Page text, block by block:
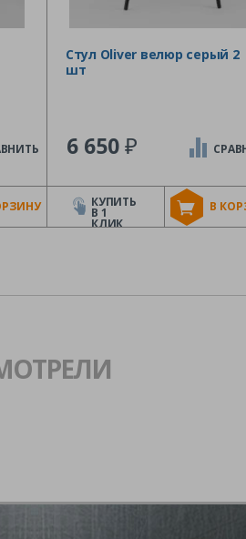
Стул Oliver велюр серый 2
шт
6 650₽
В
КУПИТЬ
В 1
КЛИК